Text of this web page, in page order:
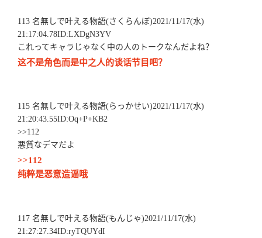
113 名無しで叶える物語(さくらんぼ)2021/11/17(水)
21:17:04.78ID:LXDgN3YV
これってキャラじゃなく中の人のトークなんだよね？
这不是角色而是中之人的谈话节目吧？
115 名無しで叶える物語(らっかせい)2021/11/17(水)
21:20:43.55ID:Oq+P+KB2
>>112
悪質なデマだよ
>>112
纯粹是恶意造谣哦
117 名無しで叶える物語(もんじゃ)2021/11/17(水)
21:27:27.34ID:ryTQUYdI